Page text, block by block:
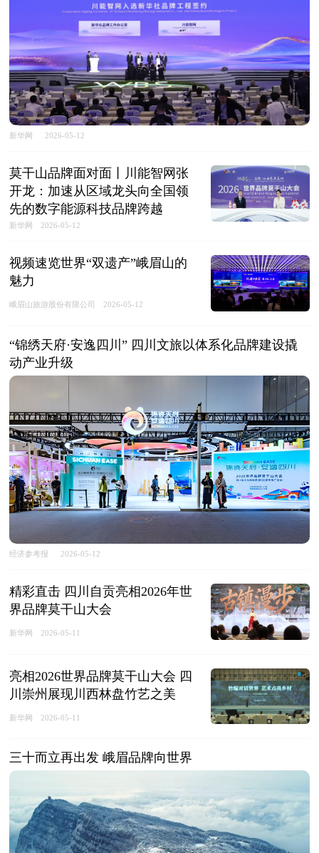
新华网 2026-05-12
莫干山品牌面对面丨川能智网张
开龙：加速从区域龙头向全国领
先的数字能源科技品牌跨越
新华网 2026-05-12
视频速览世界“双遗产”峨眉山的
魅力
峨眉山旅游股份有限公司 2026-05-12
“锦绣天府·安逸四川” 四川文旅以体系化品牌建设撬
动产业升级
经济参考报 2026-05-12
精彩直击 四川自贡亮相2026年世
界品牌莫干山大会
新华网 2026-05-11
亮相2026世界品牌莫干山大会 四
川崇州展现川西林盘竹艺之美
新华网 2026-05-11
三十而立再出发 峨眉品牌向世界